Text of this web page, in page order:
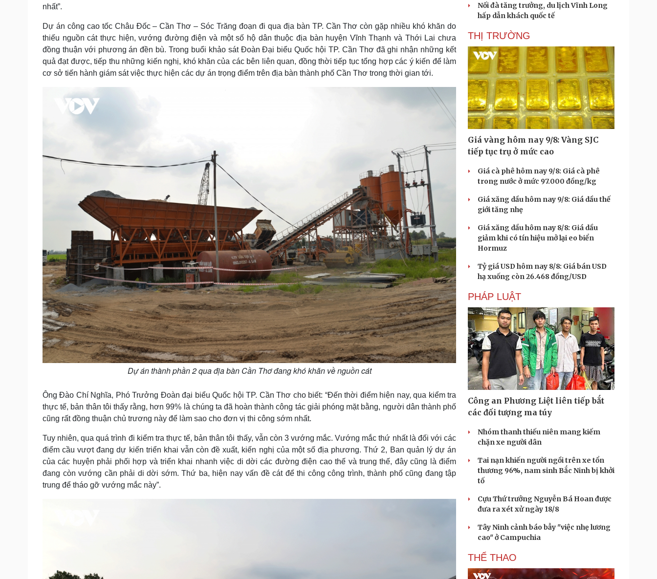
nhất”.
Dự án công cao tốc Châu Đốc – Cần Thơ – Sóc Trăng đoạn đi qua địa bàn TP. Cần Thơ còn gặp nhiều khó khăn do
thiếu nguồn cát thực hiện, vướng đường điện và một số hộ dân thuộc địa bàn huyện Vĩnh Thạnh và Thới Lai chưa
đồng thuận với phương án đền bù. Trong buổi khảo sát Đoàn Đại biểu Quốc hội TP. Cần Thơ đã ghi nhận những kết
quả đạt được, tiếp thu những kiến nghị, khó khăn của các bên liên quan, đồng thời tiếp tục tổng hợp các ý kiến để làm
cơ sở tiến hành giám sát việc thực hiện các dự án trọng điểm trên địa bàn thành phố Cần Thơ trong thời gian tới.
Dự án thành phần 2 qua địa bàn Cần Thơ đang khó khăn về nguồn cát
Ông Đào Chí Nghĩa, Phó Trưởng Đoàn đại biểu Quốc hội TP. Cần Thơ cho biết: “Đến thời điểm hiện nay, qua kiểm tra
thực tế, bản thân tôi thấy rằng, hơn 99% là chúng ta đã hoàn thành công tác giải phóng mặt bằng, người dân thành phố
cũng rất đồng thuận chủ trương này để làm sao cho đơn vị thi công sớm nhất.
Tuy nhiên, qua quá trình đi kiểm tra thực tế, bản thân tôi thấy, vẫn còn 3 vướng mắc. Vướng mắc thứ nhất là đối với các
điểm cầu vượt đang dự kiến triển khai vẫn còn đề xuất, kiến nghị của một số địa phương. Thứ 2, Ban quản lý dự án
của các huyện phải phối hợp và triển khai nhanh việc di dời các đường điện cao thế và trung thế, đây cũng là điểm
đang còn vướng cần phải di dời sớm. Thứ ba, hiện nay vấn đề cát để thi công công trình, thành phố cũng đang tập
trung để tháo gỡ vướng mắc này”.
Nối đà tăng trưởng, du lịch Vĩnh Long
hấp dẫn khách quốc tế
THỊ TRƯỜNG
Giá vàng hôm nay 9/8: Vàng SJC
tiếp tục trụ ở mức cao
Giá cà phê hôm nay 9/8: Giá cà phê
trong nước ở mức 97.000 đồng/kg
Giá xăng dầu hôm nay 9/8: Giá dầu thế
giới tăng nhẹ
Giá xăng dầu hôm nay 8/8: Giá dầu
giảm khi có tín hiệu mở lại eo biển
Hormuz
Tỷ giá USD hôm nay 8/8: Giá bán USD
hạ xuống còn 26.468 đồng/USD
PHÁP LUẬT
Công an Phương Liệt liên tiếp bắt
các đối tượng ma túy
Nhóm thanh thiếu niên mang kiếm
chặn xe người dân
Tai nạn khiến người ngồi trên xe tổn
thương 96%, nam sinh Bắc Ninh bị khởi
tố
Cựu Thứ trưởng Nguyễn Bá Hoan được
đưa ra xét xử ngày 18/8
Tây Ninh cảnh báo bẫy "việc nhẹ lương
cao" ở Campuchia
THỂ THAO